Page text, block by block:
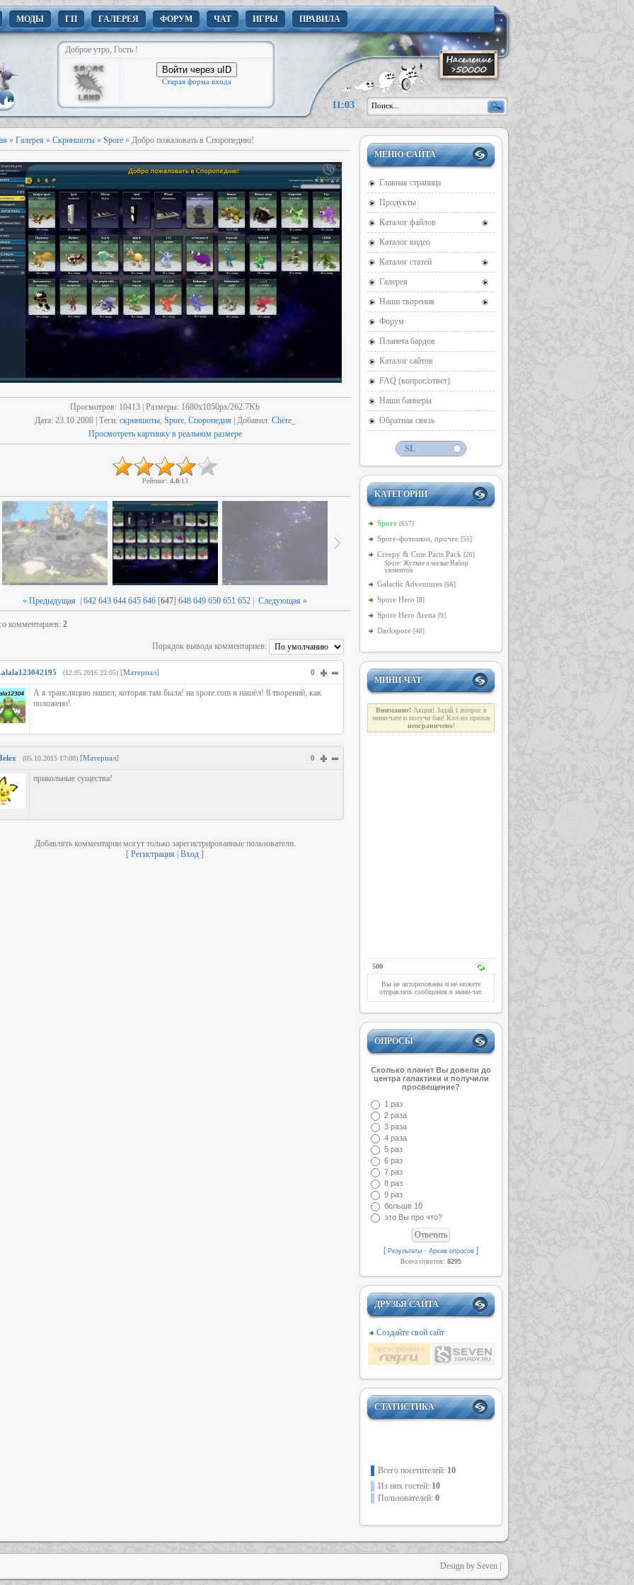
МОДЫ ГП ГАЛЕРЕЯ ФОРУМ ЧАТ ИГРЫ ПРАВИЛА
Доброе утро, Гость !
Войти через uID
Старая форма входа
11:03
» Галерея » Скриншоты » Spore » Добро пожаловать в Споропедию!
Просмотров: 10413 | Размеры: 1680x1050px/262.7Kb
Дата: 23.10.2008 | Теги: скриншоты, Spore, Споропедия Добавил: Chère_
Просмотреть картинку в реальном размере
Рейтинг: 4.0/13
« Предыдущая 642 643 644 645 646 [647] 648 649 650 651 652 Следующая »
комментариев: 2
Порядок вывода комментариев:
0
(12.05.2016 22:05) [Материал]
А я трансляцию нашел, которая там была! на spore.com я нашёл! 8 творений, как
положено!
0
(05.10.2015 17:00) [Материал]
прикольные существа!
Добавлять комментарии могут только зарегистрированные пользователи.
[ Регистрация Вход ]
МЕНЮ САЙТА
Главная страница
Продукты
Каталог файлов
Каталог видео
Каталог статей
Галерея
Наши творения
Форум
Планета бардов
Каталог сайтов
FAQ (вопрос/ответ)
Наши баннеры
Обратная связь
КАТЕГОРИИ
Spore [657]
Spore-фотошоп, прочее [55]
Creepy & Cute Parts Pack [20]
Spore: Жуткие и милые Набор
элементов
Galactic Adventures [66]
Spore Hero [8]
Spore Hero Arena [9]
Darkspore [48]
МИНИ-ЧАТ
Внимание!Акция! Задай 1 вопрос в
мини-чате и получи бан! Кол-во призов
неограничено!
500
Вы не авторизованы и не можете
отправлять сообщения в мини-чат.
ОПРОСЫ
Сколько планет Вы довели до
центра галактики и получили
просвещение?
1 раз
2 раза
3 раза
4 раза
5 раз
6 раз
7 раз
8 раз
9 раз
больше 10
это Вы про что?
[ Результаты · Архив опросов ]
Всего ответов: 8295
ДРУЗЬЯ САЙТА
Создайте свой сайт
СТАТИСТИКА
Всего посетителей: 10
Из них гостей: 10
Пользователей: 0
Design by Seven |